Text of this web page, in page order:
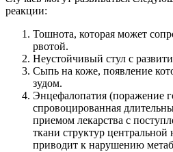
реакции:
Тошнота, которая может
рвотой.
Неустойчивый стул с
Сыпь на коже, появление
зудом.
Энцефалопатия (поражение
спровоцированная
приемом лекарства с
ткани структур
приводит к нарушению